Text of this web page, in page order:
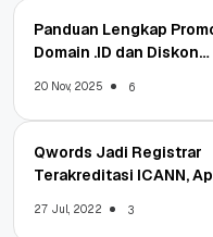
Panduan Lengkap
Domain .ID dan Diskon
20 Nov, 2025 6
Qwords Jadi Registrar
Terakreditasi ICANN,
27 Jul, 2022 3